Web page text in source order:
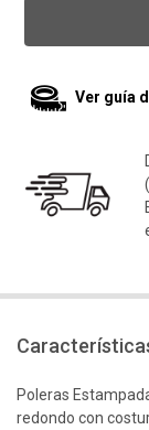
Ver guía
Poleras
redondo con